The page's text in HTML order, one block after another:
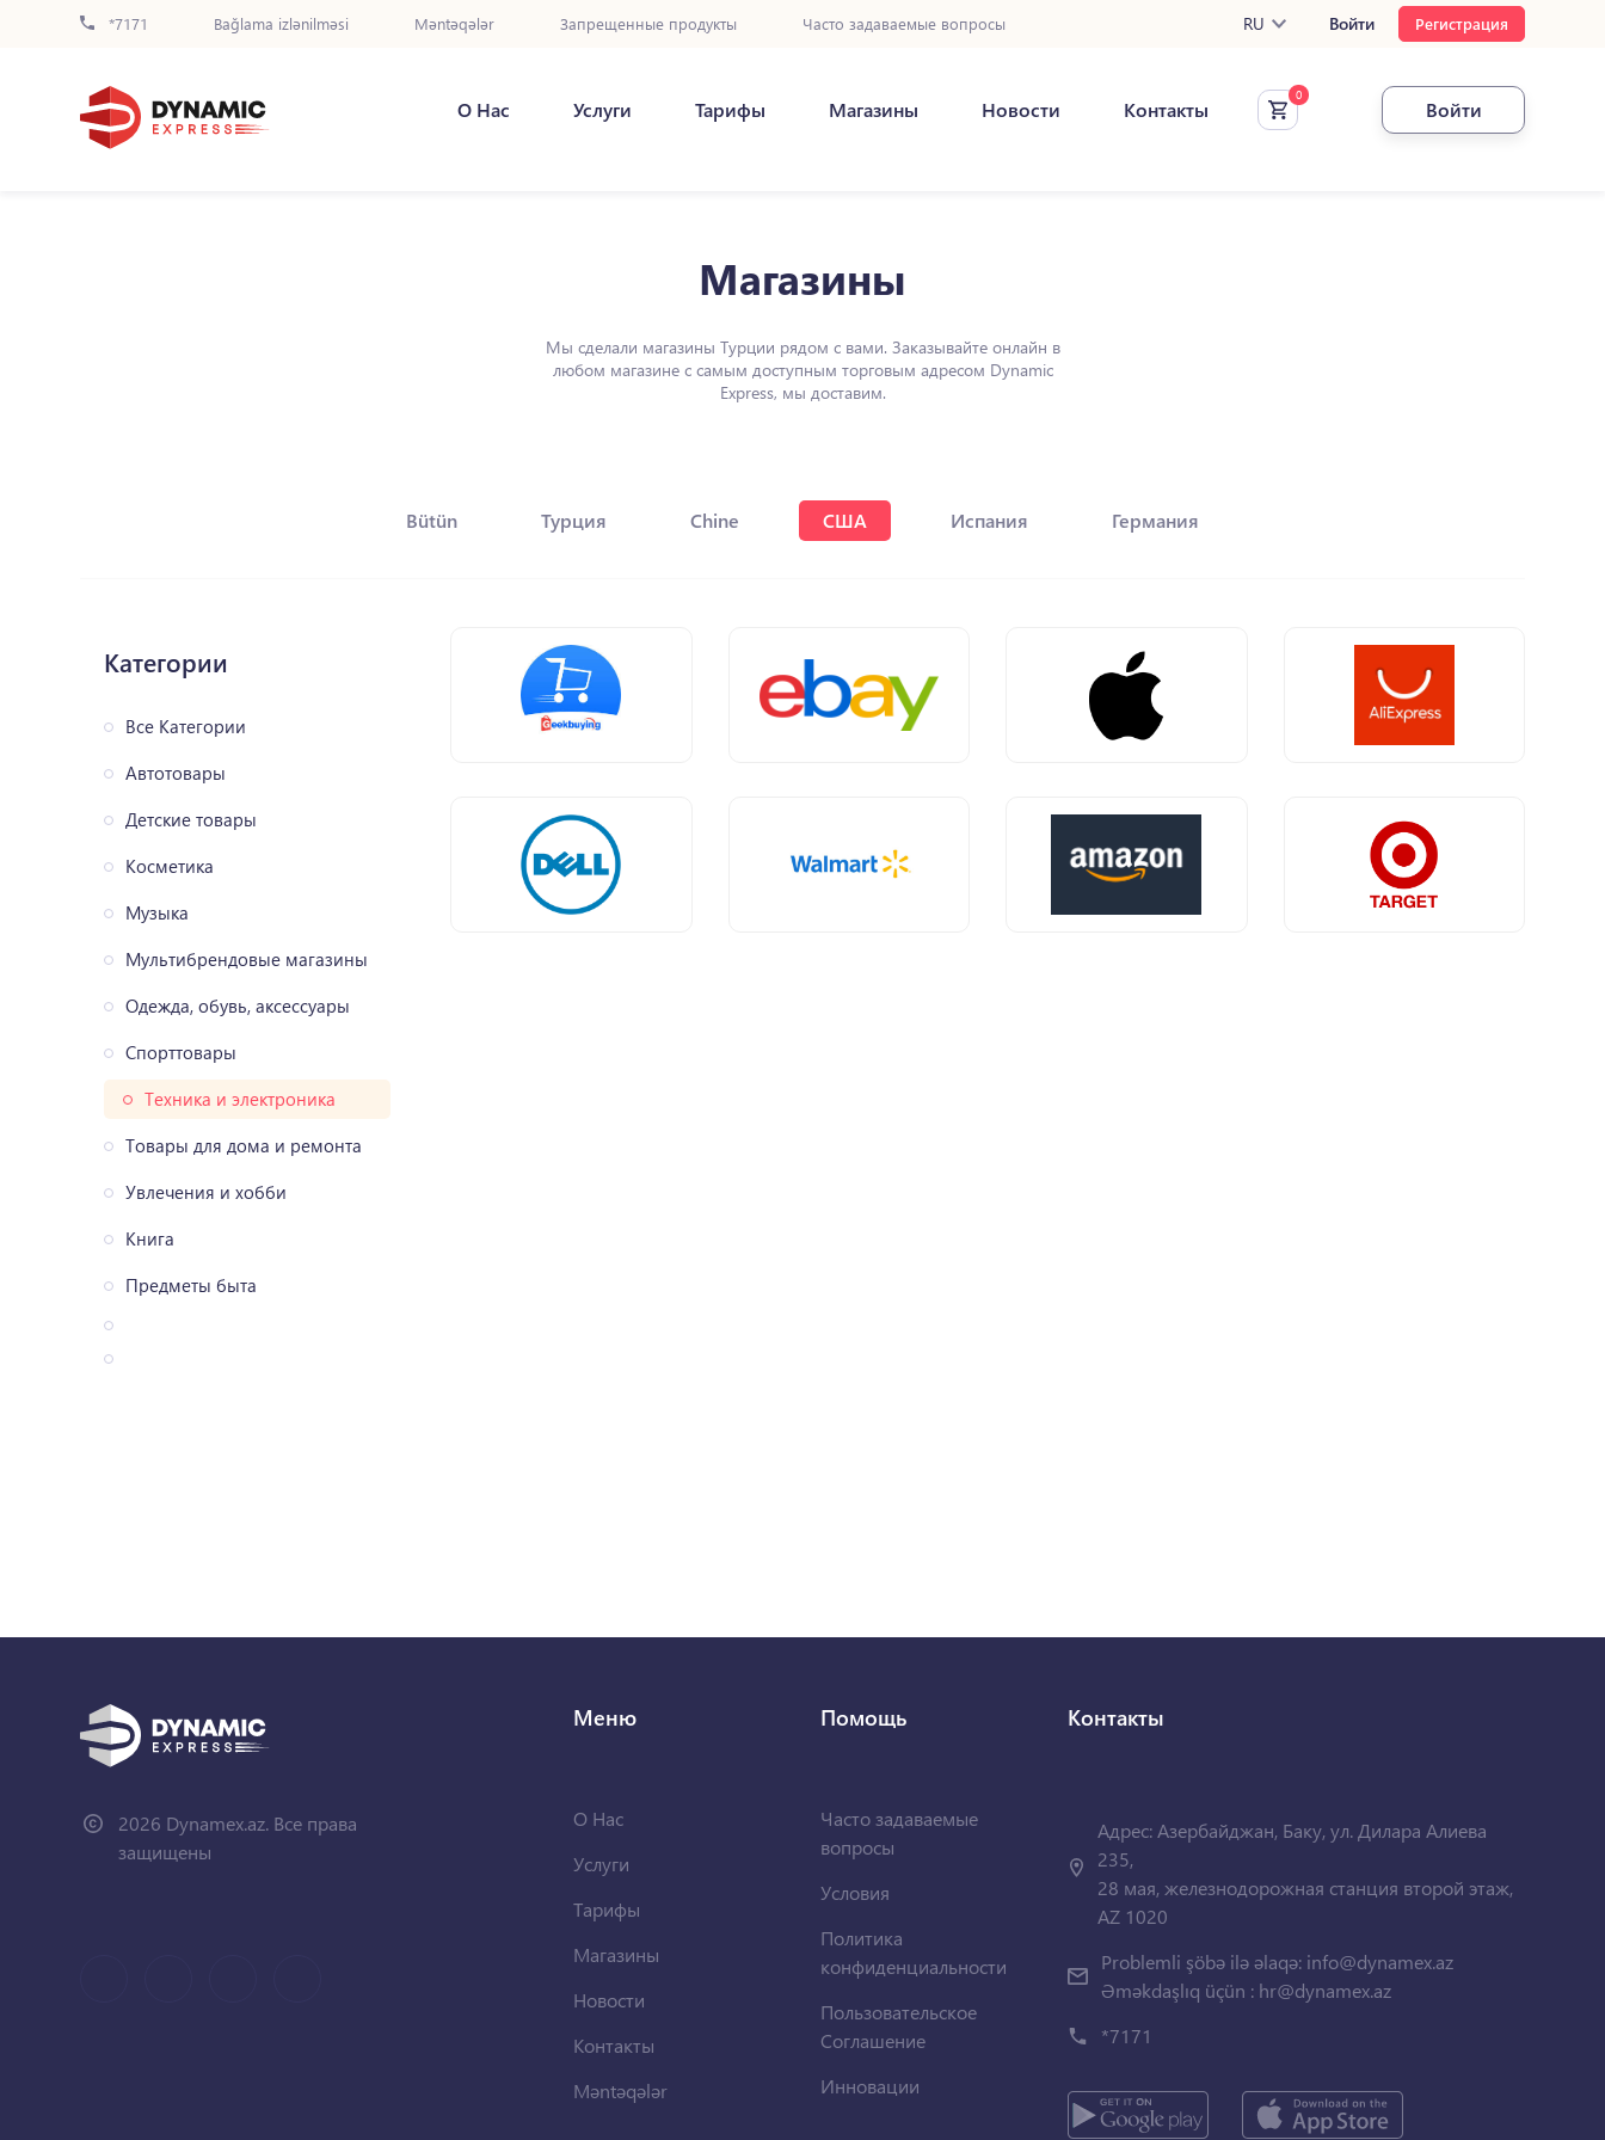
*7171 Bağlama izlənilməsi Məntəqələr Запрещенные продукты Часто задаваемые вопросы RU Войти Регистрация
О Нас Услуги Тарифы Магазины Новости Контакты Войти
Магазины
Мы сделали магазины Турции рядом с вами. Заказывайте онлайн в
любом магазине с самым доступным торговым адресом Dynamic
Express, мы доставим.
Bütün Турция Chine США Испания Германия
Категории
Все Категории
Автотовары
Детские товары
Косметика
Музыка
Мультибрендовые магазины
Одежда, обувь, аксессуары
Спорттовары
Техника и электроника
Товары для дома и ремонта
Увлечения и хобби
Книга
Предметы быта
2026 Dynamex.az. Все права
защищены
Меню
О Нас
Услуги
Тарифы
Магазины
Новости
Контакты
Məntəqələr
Помощь
Часто задаваемые
вопросы
Условия
Политика
конфиденциальности
Пользовательское
Соглашение
Инновации
Контакты
Адрес: Азербайджан, Баку, ул. Дилара Алиева
235,
28 мая, железнодорожная станция второй этаж,
AZ 1020
Problemli şöbə ilə əlaqə: info@dynamex.az
Əməkdaşlıq üçün : hr@dynamex.az
*7171